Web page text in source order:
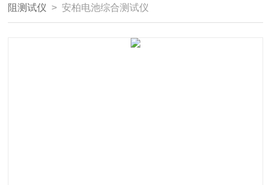
阻测试仪 > 安柏电池综合测试仪